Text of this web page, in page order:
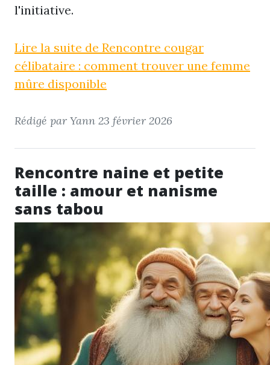
l'initiative.
Lire la suite de Rencontre cougar
célibataire : comment trouver une femme
mûre disponible
Rédigé par Yann 23 février 2026
Rencontre naine et petite
taille : amour et nanisme
sans tabou